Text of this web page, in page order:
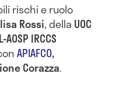
rischi e ruolo
Rossi, della UOC
IRCCS
APIAFCO,
Corazza.